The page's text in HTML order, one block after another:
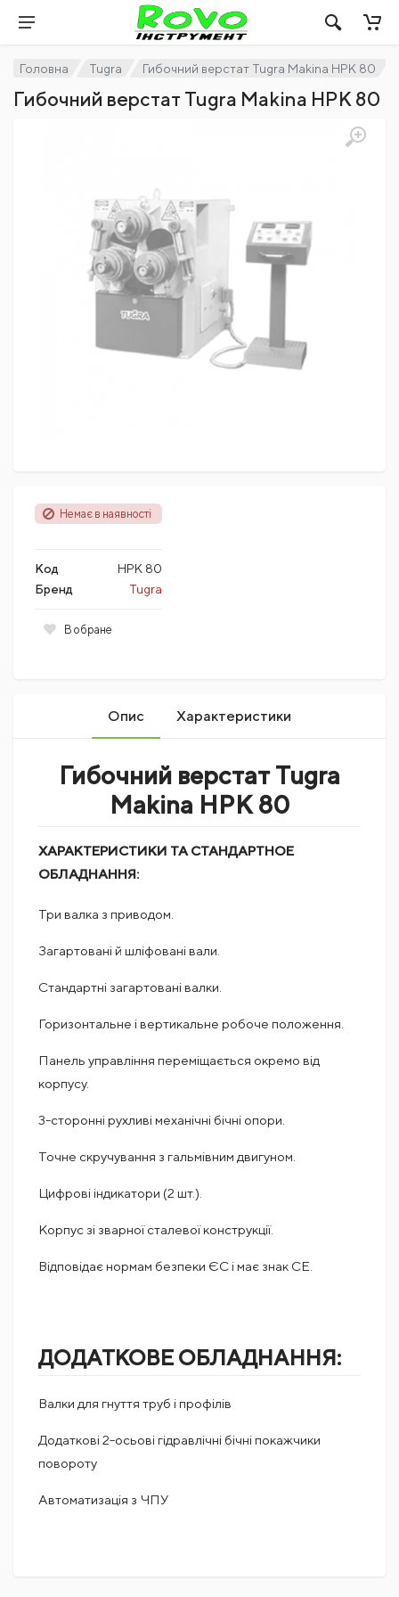
Головна Tugra Гибочний верстат Tugra Makina HPK 80
Гибочний верстат Tugra Makina HPK 80
Немає в наявності
Код
HPK 80
Бренд
Tugra
В обране
Опис Характеристики
Гибочний верстат Tugra
Makina HPK 80
ХАРАКТЕРИСТИКИ ТА СТАНДАРТНОЕ
ОБЛАДНАННЯ:
Три валка з приводом.
Загартовані й шліфовані вали.
Стандартні загартовані валки.
Горизонтальне і вертикальне робоче положення.
Панель управління переміщається окремо від
корпусу.
3-сторонні рухливі механічні бічні опори.
Точне скручування з гальмівним двигуном.
Цифрові індикатори (2 шт.).
Корпус зі зварної сталевої конструкції.
Відповідає нормам безпеки ЄС і має знак CE.
ДОДАТКОВЕ ОБЛАДНАННЯ:
Валки для гнуття труб і профілів
Додаткові 2-осьові гідравлічні бічні покажчики
повороту
Автоматизація з ЧПУ